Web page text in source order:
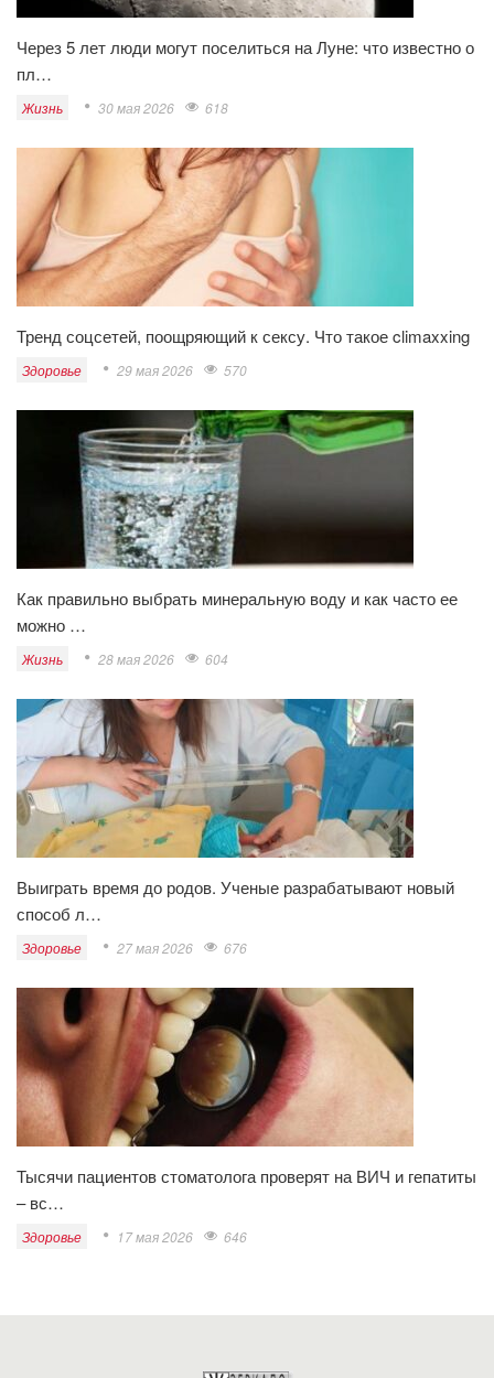
Через 5 лет люди могут поселиться на Луне: что известно о
пл…
Жизнь 30 мая 2026 618
Тренд соцсетей, поощряющий к сексу. Что такое climaxxing
Здоровье 29 мая 2026 570
Как правильно выбрать минеральную воду и как часто ее
можно …
Жизнь 28 мая 2026 604
Выиграть время до родов. Ученые разрабатывают новый
способ л…
Здоровье 27 мая 2026 676
Тысячи пациентов стоматолога проверят на ВИЧ и гепатиты
– вс…
Здоровье 17 мая 2026 646